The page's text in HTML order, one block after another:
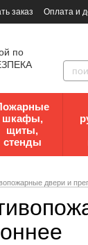
заказ Оплата и
Документы по
шкафы,
щиты,
стенды
двери и